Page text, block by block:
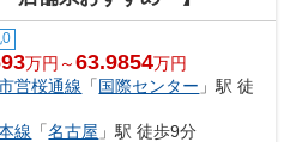
0
万円～63.9854万円
営桜通線 「国際センター 」駅 徒
線 「名古屋 」駅 徒歩9分